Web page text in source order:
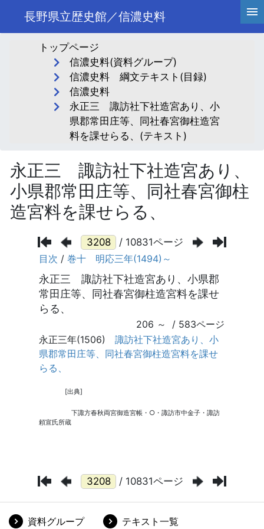
長野県立歴史館／信濃史料
トップページ
信濃史料(資料グループ)
信濃史料 綱文テキスト(目録)
信濃史料
永正三 諏訪社下社造宮あり、小
県郡常田庄等、同社春宮御柱造宮
料を課せらる、(テキスト)
永正三 諏訪社下社造宮あり、
小県郡常田庄等、同社春宮御柱
造宮料を課せらる、
/ 10831ページ
/ 10831ページ
資料グループ テキスト一覧